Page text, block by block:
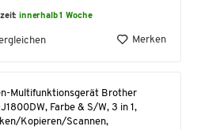
innerhalb 1 Woche
Merken
Multifunktionsgerät Brother
J1800DW, Farbe & S/W, 3 in 1,
Kopieren/Scannen,